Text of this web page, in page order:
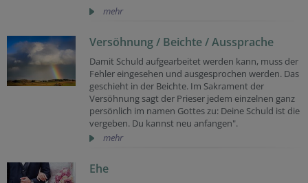
mehr
Versöhnung / Beichte / Aussprache
Damit Schuld aufgearbeitet werden kann, muss der
Fehler eingesehen und ausgesprochen werden. Das
geschieht in der Beichte. Im Sakrament der
Versöhnung sagt der Prieser jedem einzelnen ganz
persönlich im namen Gottes zu: Deine Schuld ist die
vergeben. Du kannst neu anfangen".
mehr
Ehe